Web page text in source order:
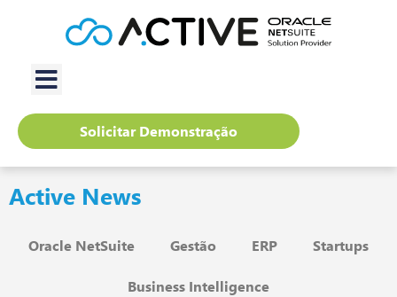
Solicitar Demonstração
Active News
Oracle NetSuite Gestão ERP Startups
Business Intelligence